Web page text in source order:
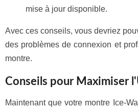
mise à jour disponible.
Avec ces conseils, vous devriez
des problèmes de connexion et
montre.
Conseils pour Maximiser
Maintenant que votre montre Ice-